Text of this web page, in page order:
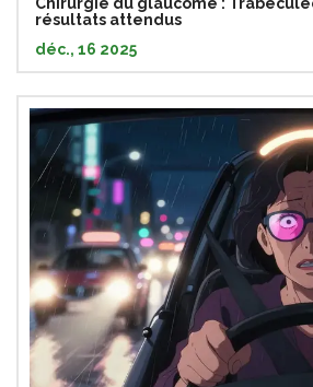
résultats attendus
déc., 16 2025